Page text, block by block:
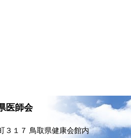
医師会
３１７ 鳥取県健康会館内